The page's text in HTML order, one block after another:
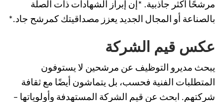
مرشحًا أكثر جاذبية. *إن إبراز الشهادات ذات الصلة
بالصناعة أو المجال الجديد يعزز مصداقيتك كمرشح جاد.*
عكس قيم الشركة
يبحث مديرو التوظيف عن مرشحين لا يستوفون
المتطلبات الفنية فحسب، بل يتماشون أيضًا مع ثقافة
شركتهم. ابحث عن قيم الشركة المستهدفة وأولوياتها –